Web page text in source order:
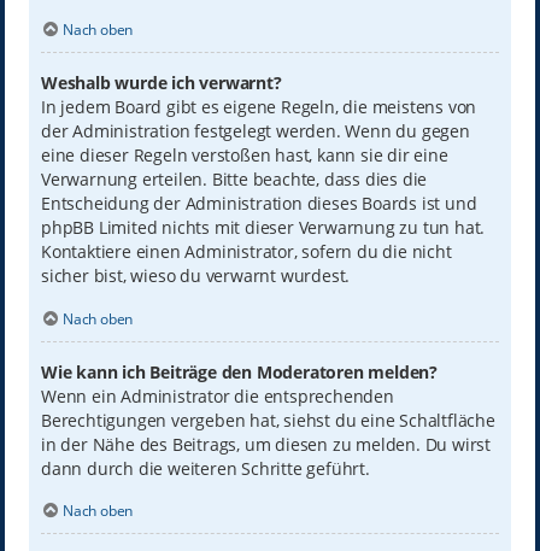
Nach oben
Weshalb wurde ich verwarnt?
In jedem Board gibt es eigene Regeln, die meistens von
der Administration festgelegt werden. Wenn du gegen
eine dieser Regeln verstoßen hast, kann sie dir eine
Verwarnung erteilen. Bitte beachte, dass dies die
Entscheidung der Administration dieses Boards ist und
phpBB Limited nichts mit dieser Verwarnung zu tun hat.
Kontaktiere einen Administrator, sofern du die nicht
sicher bist, wieso du verwarnt wurdest.
Nach oben
Wie kann ich Beiträge den Moderatoren melden?
Wenn ein Administrator die entsprechenden
Berechtigungen vergeben hat, siehst du eine Schaltfläche
in der Nähe des Beitrags, um diesen zu melden. Du wirst
dann durch die weiteren Schritte geführt.
Nach oben